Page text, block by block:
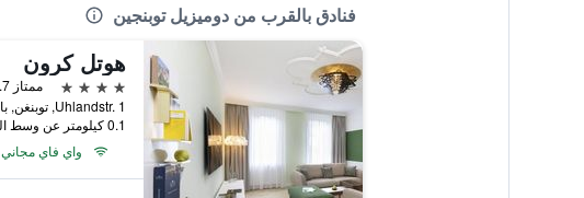
فنادق بالقرب من دوميزيل توبنجين
هوتل كرون
4 نجوم
ممتاز 8.7
Uhlandstr. 1, توبنغن, بادن - فورتمبيرغ, ألمانيا
0.1 كيلومتر عن وسط المدينة
واي فاي مجاني